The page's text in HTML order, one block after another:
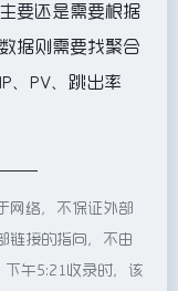
要还是需要根据
据则需要找聚合
、PV、跳出率
网络，不保证外部
链接的指向，不由
午5:21收录时，该